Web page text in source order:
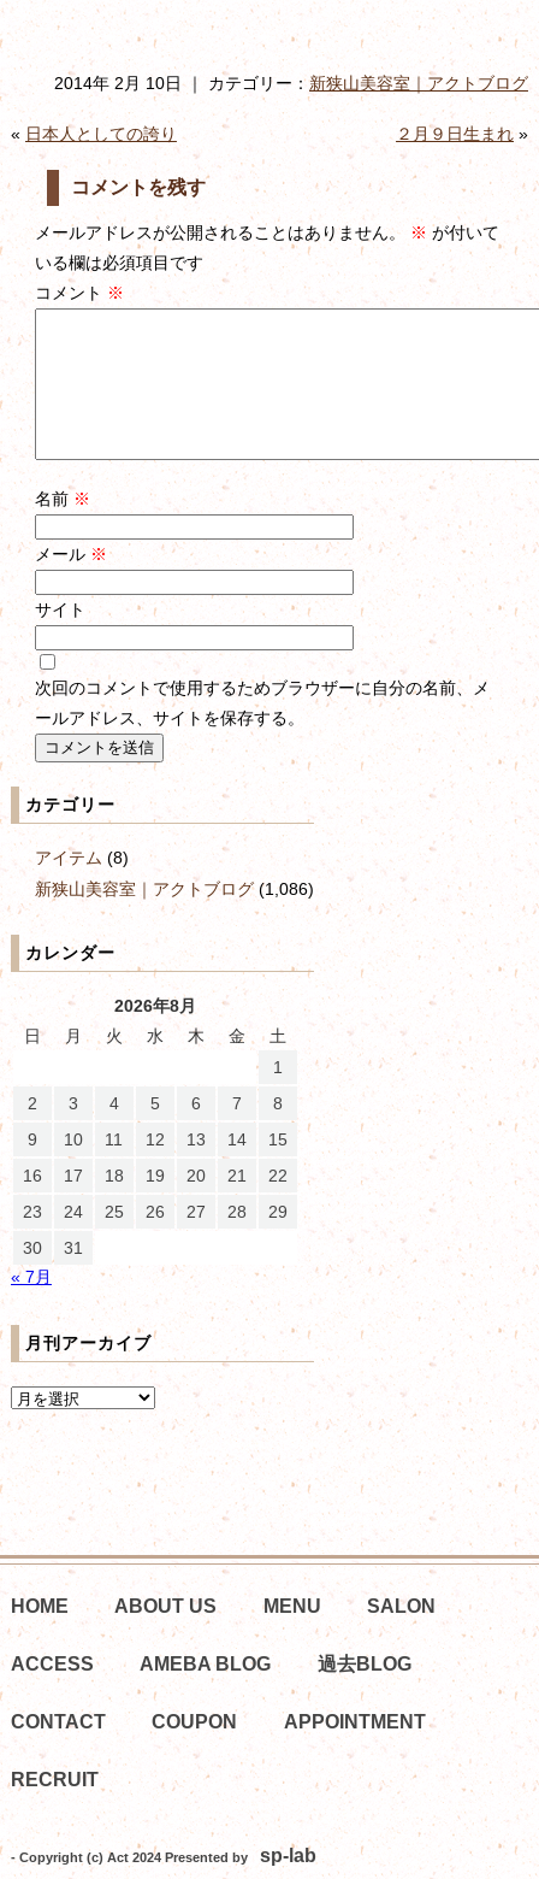
2014年 2月 10日 ｜ カテゴリー：新狭山美容室｜アクトブログ
« 日本人としての誇り ２月９日生まれ»
コメントを残す
メールアドレスが公開されることはありません。 ※ が付いて
いる欄は必須項目です
コメント ※
名前 ※
メール ※
サイト
次回のコメントで使用するためブラウザーに自分の名前、メ
ールアドレス、サイトを保存する。
カテゴリー
アイテム (8)
新狭山美容室｜アクトブログ(1,086)
カレンダー
2026年8月
日
月 火 水 木 金
土
1
2
3 4 5 6 7
8
9
10 11 12 13 14
15
16
17 18 19 20 21
22
23
24 25 26 27 28
29
30
31
« 7月
月刊アーカイブ
HOME ABOUT US MENU SALON
ACCESS AMEBA BLOG 過去BLOG
CONTACT COUPON APPOINTMENT
RECRUIT
- Copyright (c) Act 2024 Presented by sp-lab